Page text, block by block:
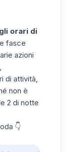
orari di
fasce
azioni
di attività,
non è
2 di notte
👇